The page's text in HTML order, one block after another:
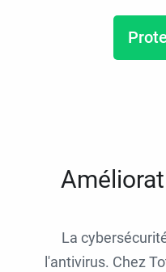
La
l'antivirus. Chez